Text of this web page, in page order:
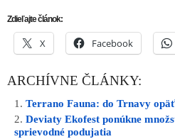
Zdieľajte článok:
X Facebook
ARCHÍVNE ČLÁNKY:
Terrano Fauna: do Trnavy
Deviaty Ekofest ponúkne
sprievodné podujatia